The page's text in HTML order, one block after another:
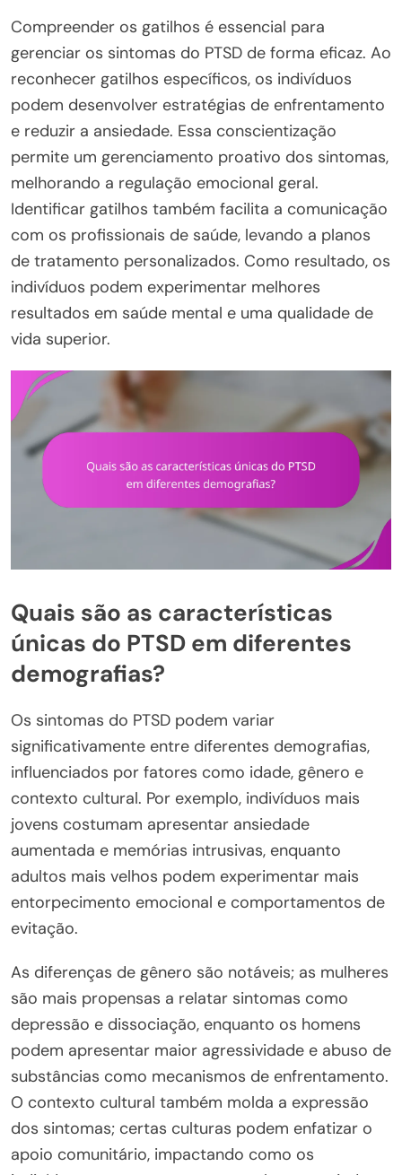
Compreender os gatilhos é essencial para
gerenciar os sintomas do PTSD de forma eficaz. Ao
reconhecer gatilhos específicos, os indivíduos
podem desenvolver estratégias de enfrentamento
e reduzir a ansiedade. Essa conscientização
permite um gerenciamento proativo dos sintomas,
melhorando a regulação emocional geral.
Identificar gatilhos também facilita a comunicação
com os profissionais de saúde, levando a planos
de tratamento personalizados. Como resultado, os
indivíduos podem experimentar melhores
resultados em saúde mental e uma qualidade de
vida superior.
Quais são as características
únicas do PTSD em diferentes
demografias?
Os sintomas do PTSD podem variar
significativamente entre diferentes demografias,
influenciados por fatores como idade, gênero e
contexto cultural. Por exemplo, indivíduos mais
jovens costumam apresentar ansiedade
aumentada e memórias intrusivas, enquanto
adultos mais velhos podem experimentar mais
entorpecimento emocional e comportamentos de
evitação.
As diferenças de gênero são notáveis; as mulheres
são mais propensas a relatar sintomas como
depressão e dissociação, enquanto os homens
podem apresentar maior agressividade e abuso de
substâncias como mecanismos de enfrentamento.
O contexto cultural também molda a expressão
dos sintomas; certas culturas podem enfatizar o
apoio comunitário, impactando como os